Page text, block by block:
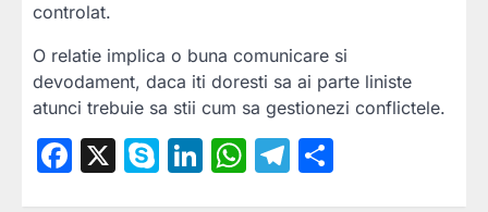
controlat.
O relatie implica o buna comunicare si
devodament, daca iti doresti sa ai parte liniste
atunci trebuie sa stii cum sa gestionezi conflictele.
Facebook
X Skype
LinkedIn
WhatsApp
Telegram